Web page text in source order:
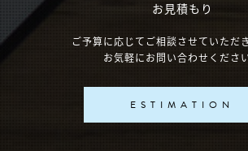
お見積もり
ご予算に応じてご相談させていただ
お気軽にお問い合わせください
ESTIMATION